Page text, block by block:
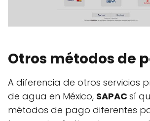
Otros métodos de
A diferencia de otros servicios
de agua en México, SAPACsí
métodos de pago diferentes